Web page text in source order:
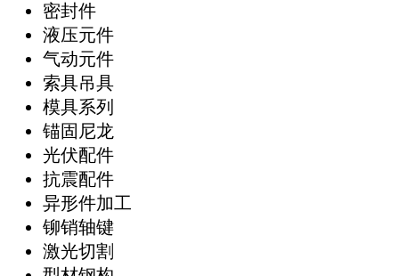
密封件
液压元件
气动元件
索具吊具
模具系列
锚固尼龙
光伏配件
抗震配件
异形件加工
铆销轴键
激光切割